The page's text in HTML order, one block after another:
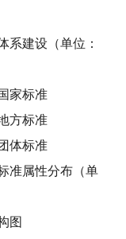
系建设（单位：
家标准
方标准
体标准
准属性分布（单
图